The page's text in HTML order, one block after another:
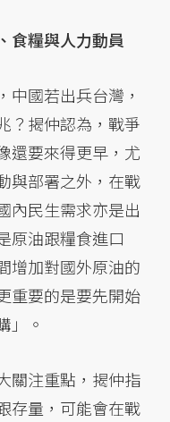
食糧與人力動員
中國若出兵台灣，
？揭仲認為，戰爭
還要來得更早，尤
與部署之外，在戰
內民生需求亦是出
原油跟糧食進口
增加對國外原油的
重要的是要先開始
」。
關注重點，揭仲指
存量，可能會在戰